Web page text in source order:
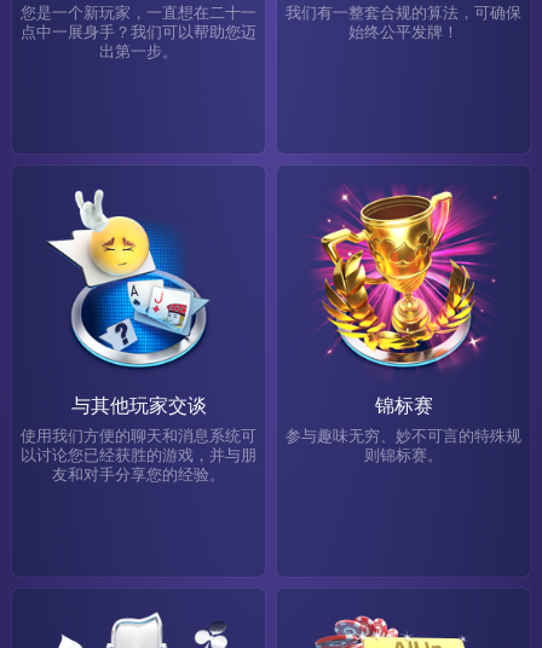
您是一个新玩家，一直想在二十一
点中一展身手？我们可以帮助您迈
出第一步。
我们有一整套合规的算法，可确保
始终公平发牌！
与其他玩家交谈
使用我们方便的聊天和消息系统可
以讨论您已经获胜的游戏，并与朋
友和对手分享您的经验。
锦标赛
参与趣味无穷、妙不可言的特殊规
则锦标赛。